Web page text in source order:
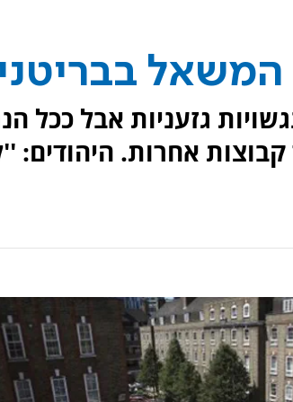
המשאל
גזעניות אבל ככל
קבוצות אחרות. היהודים: